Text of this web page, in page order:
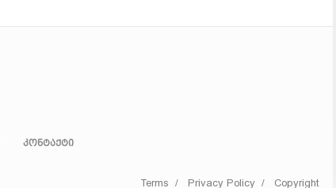
კონტაქტი
Terms / Privacy Policy/ Copyright